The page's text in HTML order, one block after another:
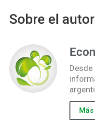
Sobre el autor